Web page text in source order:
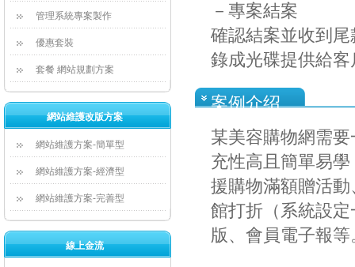
管理系統專案製作
優惠套裝
套餐 網站規劃方案
網站維護改版方案
網站維護方案-簡單型
網站維護方案-經濟型
網站維護方案-完善型
線上金流
－專案結案
確認結案並收到
錄成光碟提供給客
案例介绍
某美容購物網需要
充性高且簡單易
援購物滿額贈活
館打折（系統設
版、會員電子報等